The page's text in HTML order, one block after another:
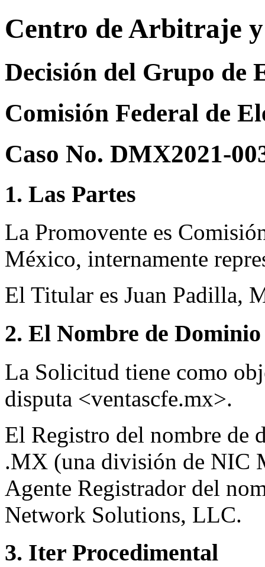
Centro de Arbitraje
Decisión del Grupo de
Comisión Federal de
Caso No. DMX2021-
1. Las Partes
La Promovente es
México, internamente
El Titular es Juan Padilla,
2. El Nombre de
La Solicitud tiene como
disputa <ventascfe.mx>.
El Registro del nombre de
.MX (una división de NIC
Agente Registrador del
Network Solutions, LLC.
3. Iter Procedimental